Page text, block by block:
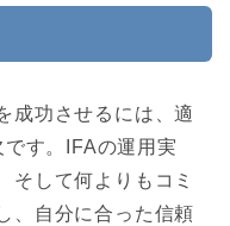
成功させるには、適
す。IFAの運用実
そして何よりもコミ
、自分に合った信頼